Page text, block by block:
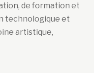
de formation et
technologique et
artistique,